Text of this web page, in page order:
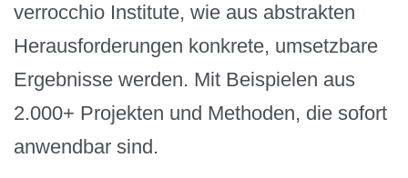
verrocchio Institute, wie aus abstrakten
Herausforderungen konkrete, umsetzbare
Ergebnisse werden. Mit Beispielen aus
2.000+ Projekten und Methoden, die sofort
anwendbar sind.